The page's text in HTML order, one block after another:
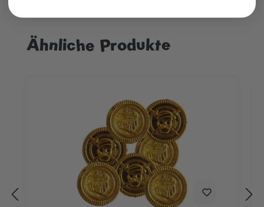
Produktgalerie überspringen
Ähnliche Produkte